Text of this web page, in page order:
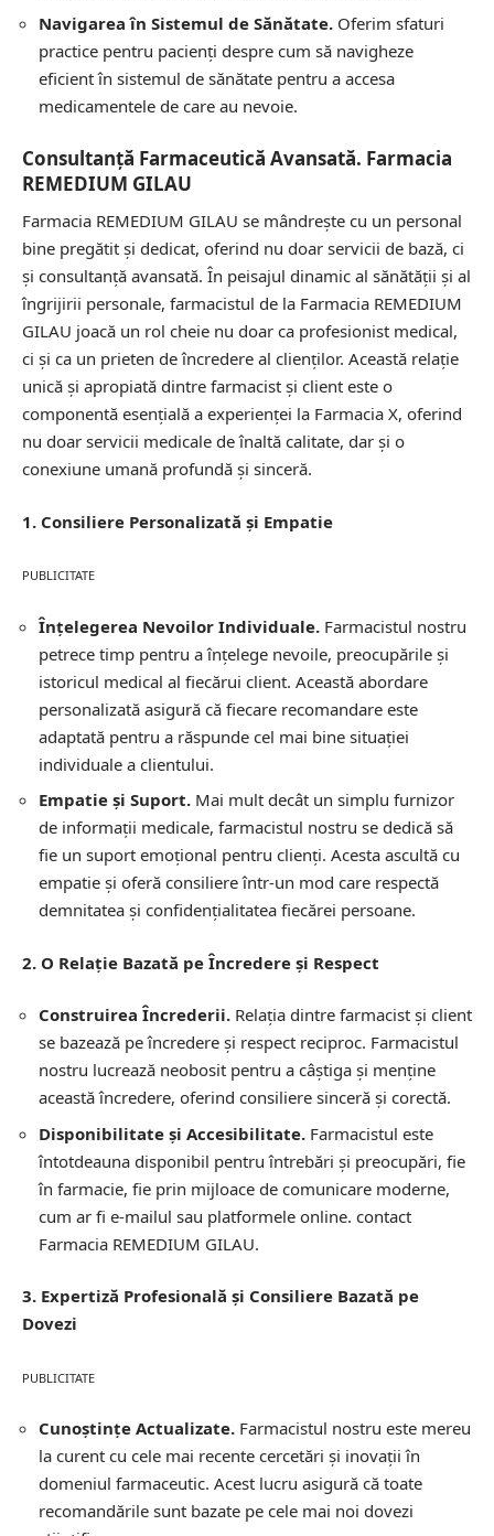
Navigarea în Sistemul de Sănătate. Oferim sfaturi
practice pentru pacienți despre cum să navigheze
eficient în sistemul de sănătate pentru a accesa
medicamentele de care au nevoie.
Consultanță Farmaceutică Avansată. Farmacia
REMEDIUM GILAU
Farmacia REMEDIUM GILAU se mândrește cu un personal
bine pregătit și dedicat, oferind nu doar servicii de bază, ci
și consultanță avansată. În peisajul dinamic al sănătății și al
îngrijirii personale, farmacistul de la Farmacia REMEDIUM
GILAU joacă un rol cheie nu doar ca profesionist medical,
ci și ca un prieten de încredere al clienților. Această relație
unică și apropiată dintre farmacist și client este o
componentă esențială a experienței la Farmacia X, oferind
nu doar servicii medicale de înaltă calitate, dar și o
conexiune umană profundă și sinceră.
1. Consiliere Personalizată și Empatie
PUBLICITATE
Înțelegerea Nevoilor Individuale. Farmacistul nostru
petrece timp pentru a înțelege nevoile, preocupările și
istoricul medical al fiecărui client. Această abordare
personalizată asigură că fiecare recomandare este
adaptată pentru a răspunde cel mai bine situației
individuale a clientului.
Empatie și Suport. Mai mult decât un simplu furnizor
de informații medicale, farmacistul nostru se dedică să
fie un suport emoțional pentru clienți. Acesta ascultă cu
empatie și oferă consiliere într-un mod care respectă
demnitatea și confidențialitatea fiecărei persoane.
2. O Relație Bazată pe Încredere și Respect
Construirea Încrederii. Relația dintre farmacist și client
se bazează pe încredere și respect reciproc. Farmacistul
nostru lucrează neobosit pentru a câștiga și menține
această încredere, oferind consiliere sinceră și corectă.
Disponibilitate și Accesibilitate. Farmacistul este
întotdeauna disponibil pentru întrebări și preocupări, fie
în farmacie, fie prin mijloace de comunicare moderne,
cum ar fi e-mailul sau platformele online. contact
Farmacia REMEDIUM GILAU.
3. Expertiză Profesională și Consiliere Bazată pe
Dovezi
PUBLICITATE
Cunoștințe Actualizate. Farmacistul nostru este mereu
la curent cu cele mai recente cercetări și inovații în
domeniul farmaceutic. Acest lucru asigură că toate
recomandările sunt bazate pe cele mai noi dovezi